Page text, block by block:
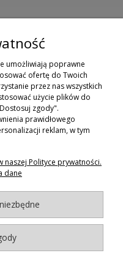
ZAPISZ SIĘ
- 2024
umożliwiają poprawne
ofertę do Twoich
przez nas wszystkich
użycie plików do
zgody".
prawidłowego
reklam, w tym
naszej Polityce prywatności.
dane